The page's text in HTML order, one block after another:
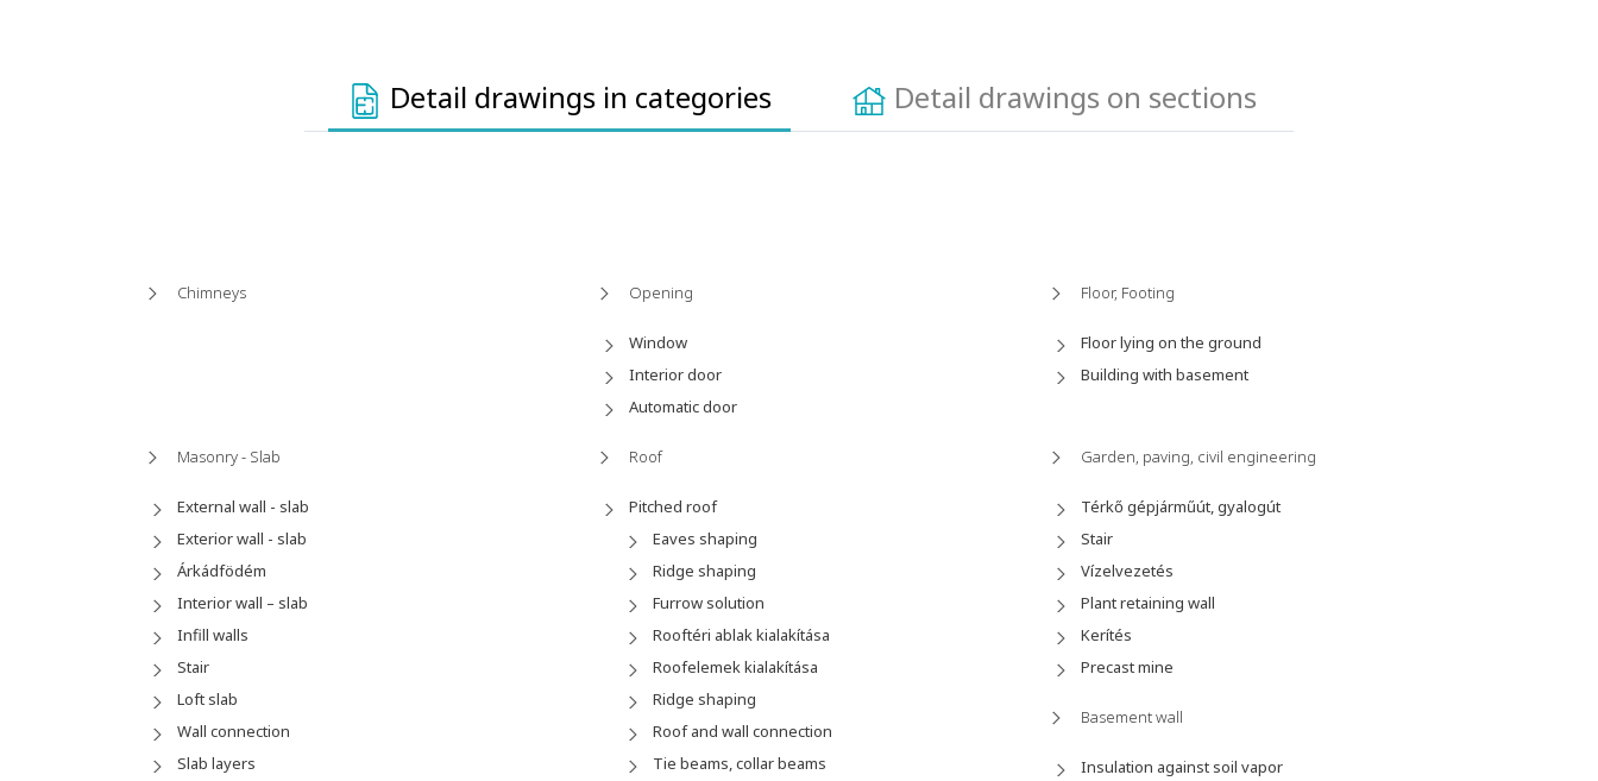
Detail drawings in categories Detail drawings on sections
Chimneys Opening
Window
Interior door
Automatic door
Floor, Footing
Floor lying on the ground
Building with basement
Masonry - Slab
External wall - slab
Exterior wall - slab
Árkádfödém
Interior wall – slab
Infill walls
Stair
Loft slab
Wall connection
Slab layers
Roof
Pitched roof
Eaves shaping
Ridge shaping
Furrow solution
Rooftéri ablak kialakítása
Roofelemek kialakítása
Ridge shaping
Roof and wall connection
Tie beams, collar beams
Garden, paving, civil engineering
Térkő gépjárműút, gyalogút
Stair
Vízelvezetés
Plant retaining wall
Kerítés
Precast mine
Basement wall
Insulation against soil vapor